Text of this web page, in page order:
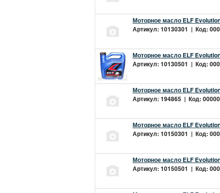
Моторное масло ELF
Артикул: 10130301 | Код:
Моторное масло ELF
Артикул: 10130501 | Код:
Моторное масло ELF
Артикул: 194865 | Код:
Моторное масло ELF
Артикул: 10150301 | Код:
Моторное масло ELF
Артикул: 10150501 | Код: